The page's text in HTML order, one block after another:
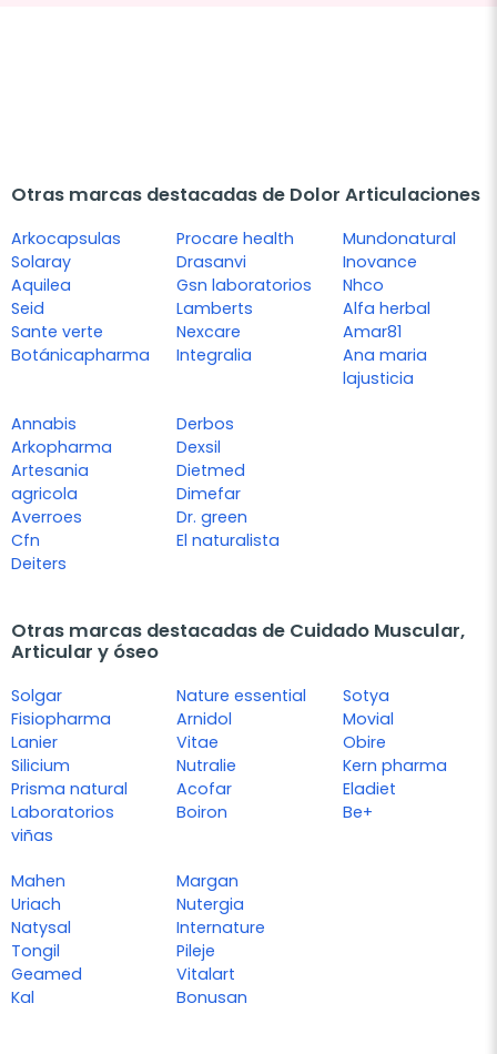
Otras marcas destacadas de Dolor Articulaciones
Arkocapsulas
Solaray
Aquilea
Seid
Sante verte
Botánicapharma
Procare health
Drasanvi
Gsn laboratorios
Lamberts
Nexcare
Integralia
Mundonatural
Inovance
Nhco
Alfa herbal
Amar81
Ana maria
lajusticia
Annabis
Arkopharma
Artesania
agricola
Averroes
Cfn
Deiters
Derbos
Dexsil
Dietmed
Dimefar
Dr. green
El naturalista
Otras marcas destacadas de Cuidado Muscular,
Articular y óseo
Solgar
Fisiopharma
Lanier
Silicium
Prisma natural
Laboratorios
viñas
Nature essential
Arnidol
Vitae
Nutralie
Acofar
Boiron
Sotya
Movial
Obire
Kern pharma
Eladiet
Be+
Mahen
Uriach
Natysal
Tongil
Geamed
Kal
Margan
Nutergia
Internature
Pileje
Vitalart
Bonusan